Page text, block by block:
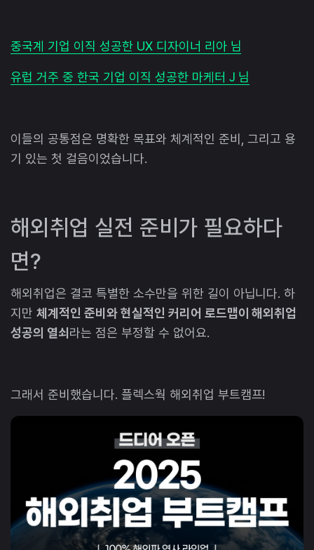
중국계 기업 이직 성공한 UX 디자이너 리아 님
유럽 거주 중 한국 기업 이직 성공한 마케터 J 님
이들의 공통점은 명확한 목표와 체계적인 준비, 그리고 용
기 있는 첫 걸음이었습니다.
해외취업 실전 준비가 필요하다
면?
해외취업은 결코 특별한 소수만을 위한 길이 아닙니다. 하
지만 체계적인 준비와 현실적인 커리어 로드맵이 해외취업
성공의 열쇠 라는 점은 부정할 수 없어요.
그래서 준비했습니다. 플렉스웍 해외취업 부트캠프!